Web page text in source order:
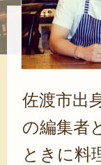
佐渡市出
の編集者
ときに料